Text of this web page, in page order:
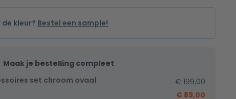
kleur? Bestel een sample!
Maak je bestelling compleet
set chroom ovaal €199,00
€ 89,00